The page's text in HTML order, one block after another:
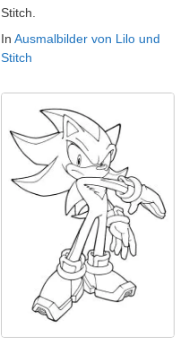
Stitch.
In Ausmalbilder von Lilo und
Stitch